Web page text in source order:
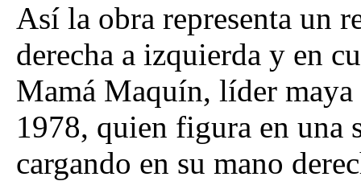
Así la obra representa un
derecha a izquierda y en
Mamá Maquín, líder maya
1978, quien figura en una
cargando en su mano